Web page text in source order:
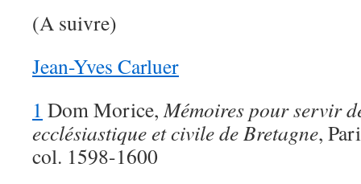
(A suivre)
Jean-Yves Carluer
1 Dom Morice,Mémoires pour servir
ecclésiastique et civile de Bretagne,
col. 1598-1600